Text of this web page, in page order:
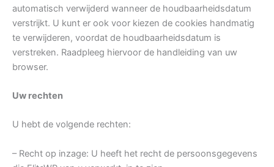
automatisch verwijderd wanneer de houdbaarheidsdatum
verstrijkt. U kunt er ook voor kiezen de cookies handmatig
te verwijderen, voordat de houdbaarheidsdatum is
verstreken. Raadpleeg hiervoor de handleiding van uw
browser.
Uw rechten
U hebt de volgende rechten:
– Recht op inzage: U heeft het recht de persoonsgegevens